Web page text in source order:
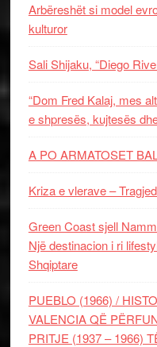
Arbëreshët si model
kulturor
Sali Shijaku, “Diego
“Dom Fred Kalaj, mes
e shpresës, kujtesës
A PO ARMATOSET
Kriza e vlerave –
Green Coast sjell
Një destinacion i ri
Shqiptare
PUEBLO (1966) /
VALENCIA QË
PRITJE (1937 – 1966)